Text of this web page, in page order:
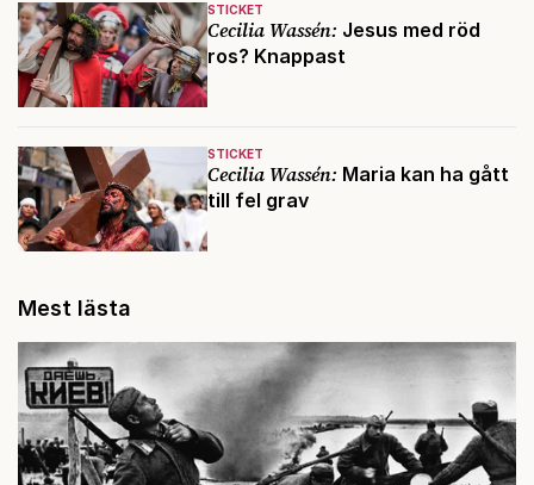
STICKET
Cecilia Wassén: Jesus med röd
ros? Knappast
STICKET
Cecilia Wassén: Maria kan ha gått
till fel grav
Mest lästa